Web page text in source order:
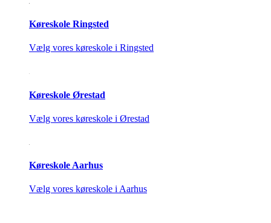
Køreskole Ringsted
Vælg vores køreskole i Ringsted
Køreskole Ørestad
Vælg vores køreskole i Ørestad
Køreskole Aarhus
Vælg vores køreskole i Aarhus